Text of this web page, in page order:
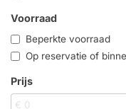
Voorraad
Beperkte voorraad
Op reservatie of
Prijs